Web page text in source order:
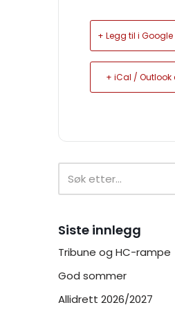
+ Legg til i
+ iCal / Outlook
Siste innlegg
Tribune og HC-rampe
God sommer
Allidrett 2026/2027